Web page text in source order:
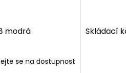
modrá
se na dostupnost
Skládací